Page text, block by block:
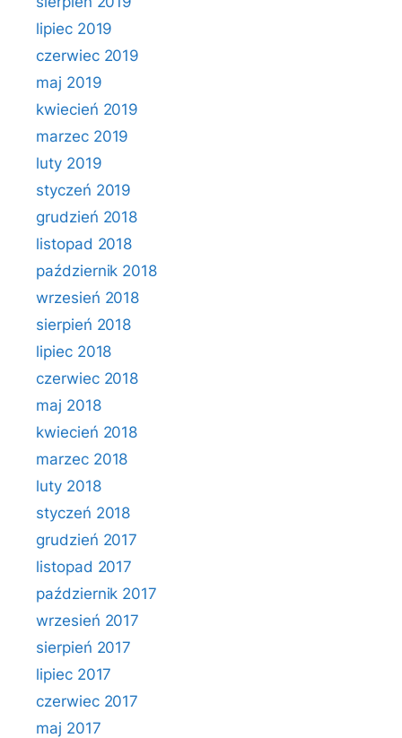
lipiec 2019
czerwiec 2019
maj 2019
kwiecień 2019
marzec 2019
luty 2019
styczeń 2019
grudzień 2018
listopad 2018
październik 2018
wrzesień 2018
sierpień 2018
lipiec 2018
czerwiec 2018
maj 2018
kwiecień 2018
marzec 2018
luty 2018
styczeń 2018
grudzień 2017
listopad 2017
październik 2017
wrzesień 2017
sierpień 2017
lipiec 2017
czerwiec 2017
maj 2017